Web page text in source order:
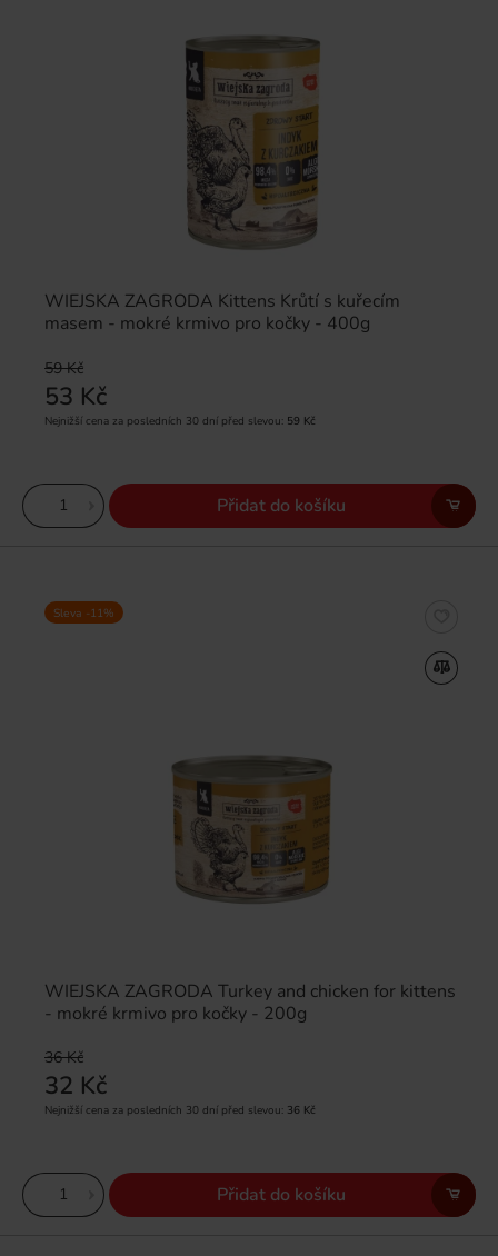
WIEJSKA ZAGRODA Kittens Krůtí s kuřecím
masem - mokré krmivo pro kočky - 400g
59 Kč
53 Kč
Nejnižší cena za posledních 30 dní před slevou: 59 Kč
Přidat do košíku
WIEJSKA ZAGRODA Turkey and chicken for kittens
- mokré krmivo pro kočky - 200g
36 Kč
32 Kč
Nejnižší cena za posledních 30 dní před slevou: 36 Kč
Sleva -11%
Přidat do košíku